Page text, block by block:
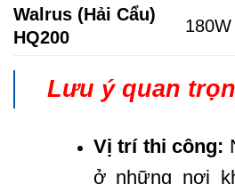
Walrus (Hải Cẩu)
HQ200
180W
Lưu ý quan
Vị trí thi công:
ở những nơi